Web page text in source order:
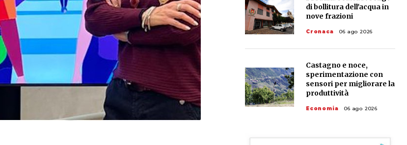
di bollitura dell'acqua in
nove frazioni
Cronaca 06 ago 2026
Castagno e noce,
sperimentazione con
sensori per migliorare la
produttività
Economia 06 ago 2026